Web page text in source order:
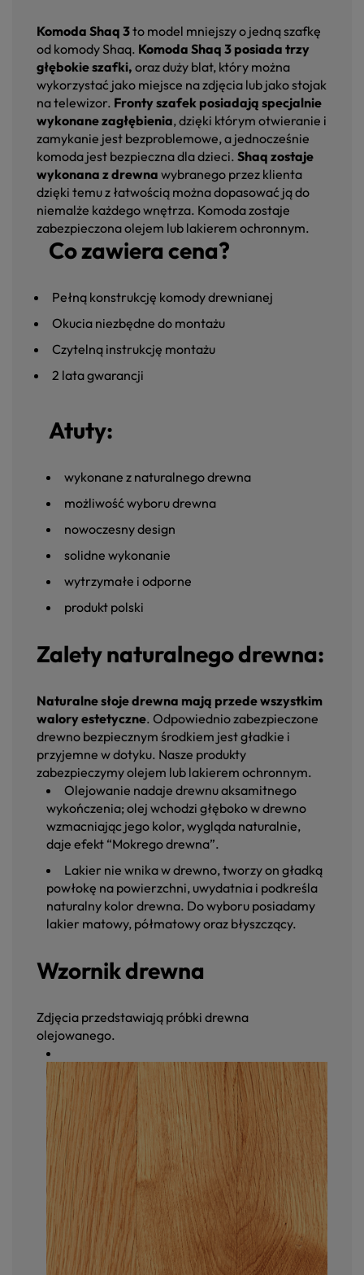
Komoda Shaq 3to model mniejszy o jedną szafkę
od komody Shaq. Komoda Shaq 3 posiada trzy
głębokie szafki, oraz duży blat, który można
wykorzystać jako miejsce na zdjęcia lub jako stojak
na telewizor. Fronty szafek posiadają specjalnie
wykonane zagłębienia, dzięki którym otwieranie i
zamykanie jest bezproblemowe, a jednocześnie
komoda jest bezpieczna dla dzieci. Shaq zostaje
wykonana z drewna wybranego przez klienta
dzięki temu z łatwością można dopasować ją do
niemalże każdego wnętrza. Komoda zostaje
zabezpieczona olejem lub lakierem ochronnym.
Co zawiera cena?
Pełną konstrukcję komody drewnianej
Okucia niezbędne do montażu
Czytelną instrukcję montażu
2 lata gwarancji
Atuty:
wykonane z naturalnego drewna
możliwość wyboru drewna
nowoczesny design
solidne wykonanie
wytrzymałe i odporne
produkt polski
Zalety naturalnego drewna:
Naturalne słoje drewna mają przede wszystkim
walory estetyczne. Odpowiednio zabezpieczone
drewno bezpiecznym środkiem jest gładkie i
przyjemne w dotyku. Nasze produkty
zabezpieczymy olejem lub lakierem ochronnym.
Olejowanie nadaje drewnu aksamitnego
wykończenia; olej wchodzi głęboko w drewno
wzmacniając jego kolor, wygląda naturalnie,
daje efekt “Mokrego drewna”.
Lakier nie wnika w drewno, tworzy on gładką
powłokę na powierzchni, uwydatnia i podkreśla
naturalny kolor drewna. Do wyboru posiadamy
lakier matowy, półmatowy oraz błyszczący.
Wzornik drewna
Zdjęcia przedstawiają próbki drewna
olejowanego.